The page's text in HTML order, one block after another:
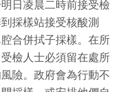
日凌晨二時前接受檢
採樣站接受核酸測
合併拭子採樣。在所
檢人士必須留在處所
險。政府會為行動不